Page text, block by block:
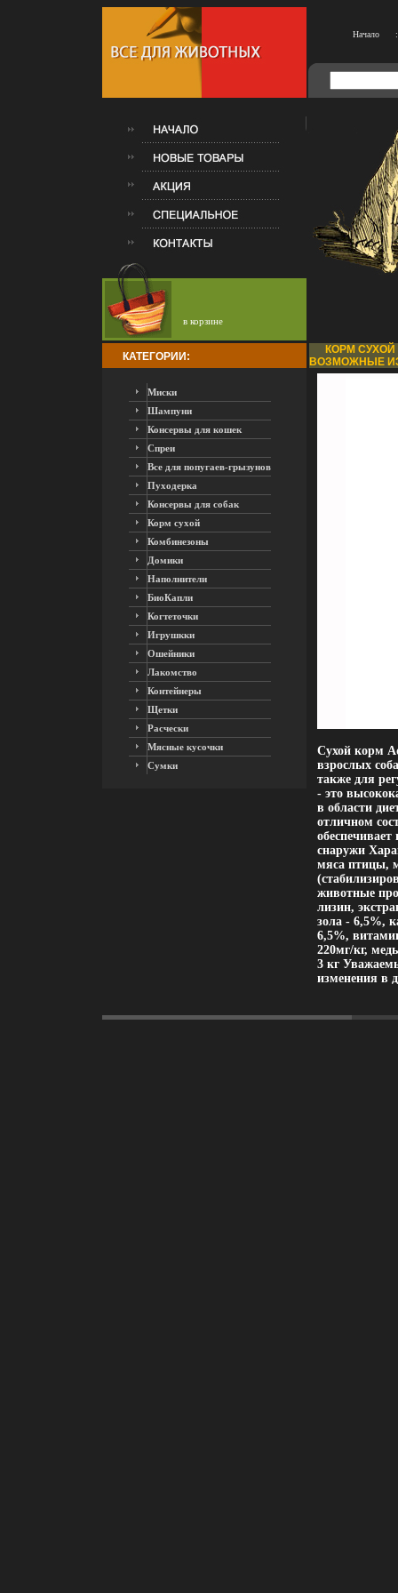
Начало
в корзине
КАТЕГОРИИ:
Миски
Шампуни
Консервы для кошек
Спреи
Все для попугаев-грызунов
Пуходерка
Консервы для собак
Корм сухой
Комбинезоны
Домики
Наполнители
БиоКапли
Когтеточки
Игрушкки
Ошейники
Лакомство
Контейнеры
Щетки
Расчески
Мясные кусочки
Сумки
КОРМ СУХОЙ
ВОЗМОЖНЫЕ
Сухой корм
взрослых
также для
- это
в области
отличном
снаружи
мяса птицы,
животные
лизин,
зола - 6,5%,
6,5%,
220мг/кг,
3 кг
изменения в